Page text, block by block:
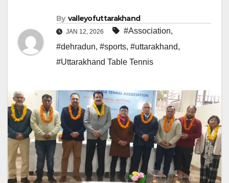
By valleyofuttarakhand
JAN 12, 2026 #Association,
#dehradun, #sports, #uttarakhand,
#Uttarakhand Table Tennis